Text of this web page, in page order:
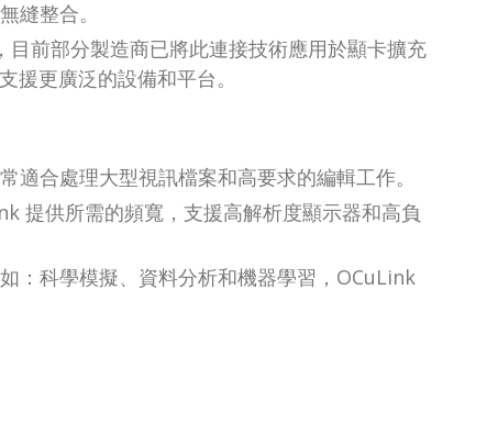
縫整合。
前部分製造商已將此連接技術應用於顯卡擴充
更廣泛的設備和平台。
合處理大型視訊檔案和高要求的編輯工作。
提供所需的頻寬，支援高解析度顯示器和高負
：科學模擬、資料分析和機器學習，OCuLink